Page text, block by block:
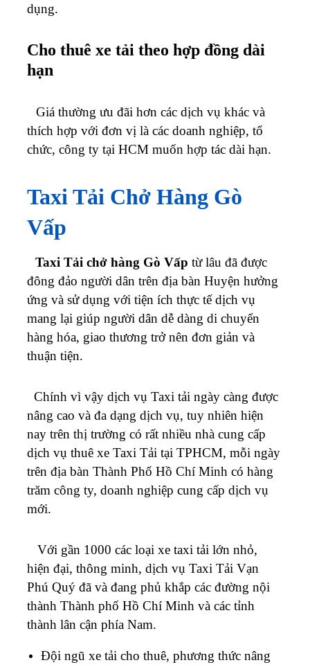
dụng.
Cho thuê xe tải theo hợp đồng dài
hạn
Giá thường ưu đãi hơn các dịch vụ khác và
thích hợp với đơn vị là các doanh nghiệp, tổ
chức, công ty tại HCM muốn hợp tác dài hạn.
Taxi Tải Chở Hàng Gò
Vấp
Taxi Tải chở hàng Gò Vấp từ lâu đã được
đông đảo người dân trên địa bàn Huyện hưởng
ứng và sử dụng với tiện ích thực tế dịch vụ
mang lại giúp người dân dễ dàng di chuyển
hàng hóa, giao thương trở nên đơn giản và
thuận tiện.
Chính vì vậy dịch vụ Taxi tải ngày càng được
nâng cao và đa dạng dịch vụ, tuy nhiên hiện
nay trên thị trường có rất nhiều nhà cung cấp
dịch vụ thuê xe Taxi Tải tại TPHCM, mỗi ngày
trên địa bàn Thành Phố Hồ Chí Minh có hàng
trăm công ty, doanh nghiệp cung cấp dịch vụ
mới.
Với gần 1000 các loại xe taxi tải lớn nhỏ,
hiện đại, thông minh, dịch vụ Taxi Tải Vạn
Phú Quý đã và đang phủ khắp các đường nội
thành Thành phố Hồ Chí Minh và các tỉnh
thành lân cận phía Nam.
Đội ngũ xe tải cho thuê, phương thức nâng